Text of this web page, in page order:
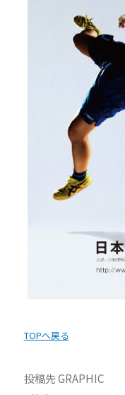
TOPへ戻る
投稿先GRAPHIC